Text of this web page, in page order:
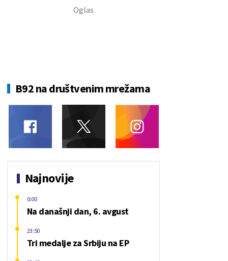
B92 na društvenim mrežama
Najnovije
Na današnji dan, 6. avgust
0:00
Tri medalje za Srbiju na EP
23:50